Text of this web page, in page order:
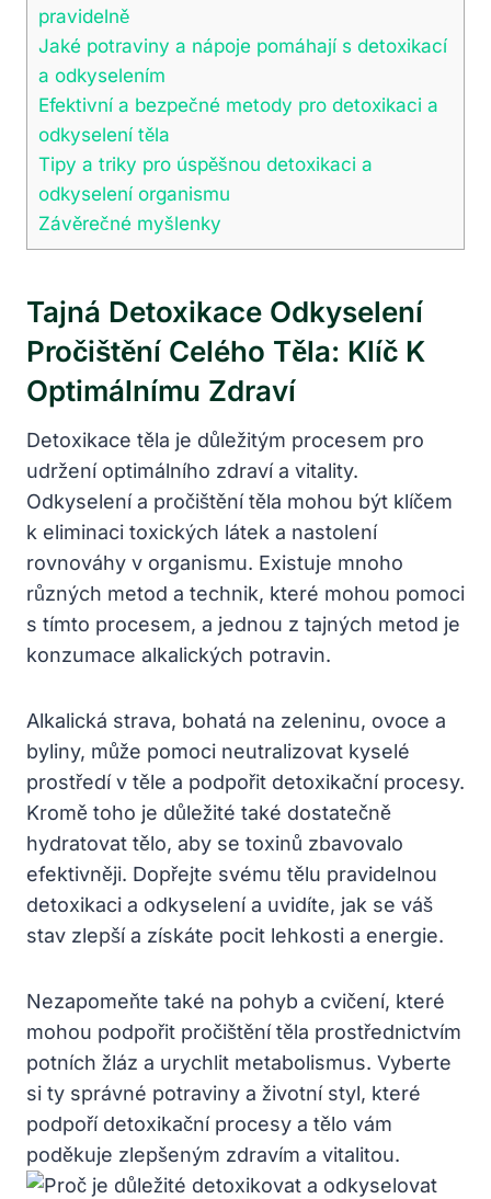
pravidelně
Jaké potraviny a nápoje pomáhají s detoxikací
a odkyselením
Efektivní a bezpečné metody pro detoxikaci a
odkyselení těla
Tipy a triky pro úspěšnou detoxikaci a
odkyselení organismu
Závěrečné myšlenky
Tajná Detoxikace Odkyselení
Pročištění Celého Těla: Klíč K
Optimálnímu Zdraví
Detoxikace těla je důležitým procesem pro
udržení optimálního zdraví a vitality.
Odkyselení a pročištění těla mohou být klíčem
k eliminaci toxických látek a nastolení
rovnováhy v organismu. Existuje mnoho
různých metod a technik, které mohou pomoci
s tímto procesem, a jednou z tajných metod je
konzumace alkalických potravin.
Alkalická strava, bohatá na zeleninu, ovoce a
byliny, může pomoci neutralizovat kyselé
prostředí v těle a podpořit detoxikační procesy.
Kromě toho je důležité také dostatečně
hydratovat tělo, aby se toxinů zbavovalo
efektivněji. Dopřejte svému tělu pravidelnou
detoxikaci a odkyselení a uvidíte, jak se váš
stav zlepší a získáte pocit lehkosti a energie.
Nezapomeňte také na pohyb a cvičení, které
mohou podpořit pročištění těla prostřednictvím
potních žláz a urychlit metabolismus. Vyberte
si ty správné potraviny a životní styl, které
podpoří detoxikační procesy a tělo vám
poděkuje zlepšeným zdravím a vitalitou.